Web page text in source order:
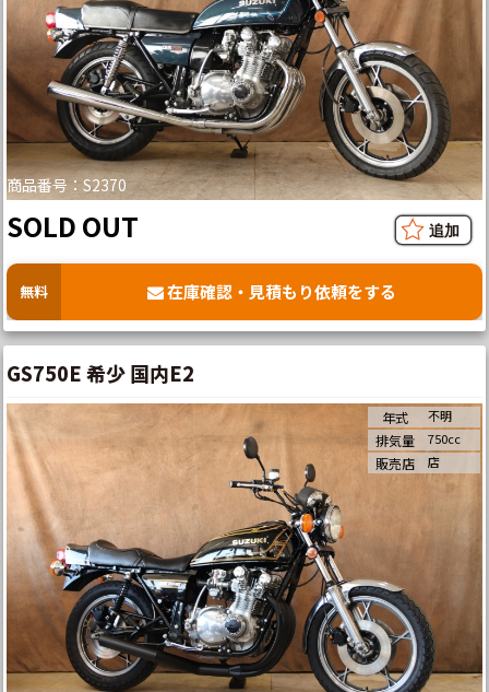
商品番号：S2370
SOLD OUT
無料 在庫確認・見積もり依頼をする
GS750E 希少 国内E2
年式 不明
排気量 750cc
販売店 店